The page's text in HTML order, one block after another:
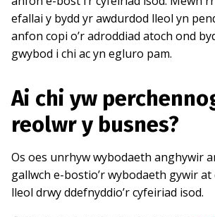
efallai y bydd yr awdurdod lleol yn
anfon copi o’r adroddiad atoch ond
gwybod i chi ac yn egluro pam.
Ai chi yw
reolwr y busnes?
Os oes unrhyw wybodaeth anghywir
gallwch e-bostio’r wybodaeth gywir
lleol drwy ddefnyddio’r cyfeiriad isod.